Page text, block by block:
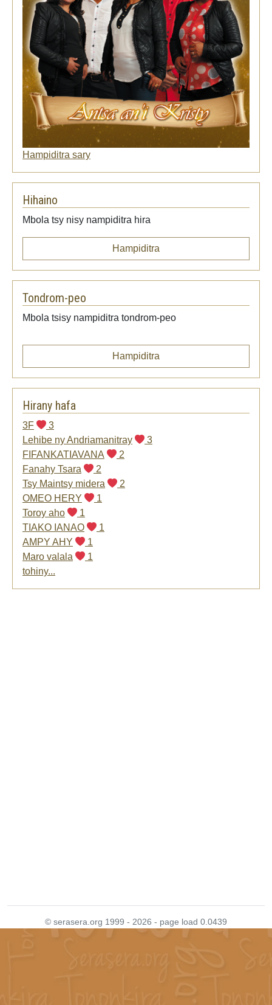
Hampiditra sary
Hihaino
Mbola tsy nisy nampiditra hira
Hampiditra
Tondrom-peo
Mbola tsisy nampiditra tondrom-peo
Hampiditra
Hirany hafa
3F
3
Lehibe ny Andriamanitray
3
FIFANKATIAVANA
2
Fanahy Tsara
2
Tsy Maintsy midera
2
OMEO HERY
1
Toroy aho
1
TIAKO IANAO
1
AMPY AHY
1
Maro valala
1
tohiny...
© serasera.org 1999 - 2026 - page load 0.0439